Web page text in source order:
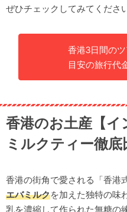
ぜひチェックしてみてください
香港3日間の
目安の旅行代
香港のお土産【
ミルクティー徹底
香港の街角で愛される「香港
エバミルクを加えた独特の味
乳を濃縮して作られた無糖の